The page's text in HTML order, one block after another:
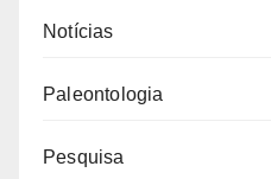
Notícias
Paleontologia
Pesquisa